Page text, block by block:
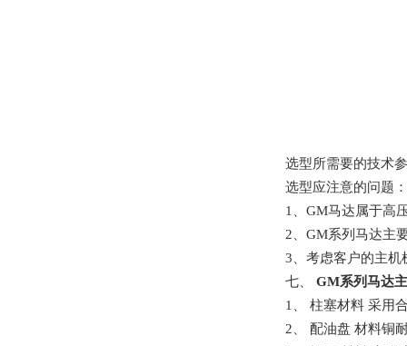
选型所需要的技术
选型应注意的问题：
1
GM马达属于高
2
GM系列马达主
3 、考虑客户的主
七、 GM系列马达
1、 柱塞材料 采用
2、 配油盘 材料铜